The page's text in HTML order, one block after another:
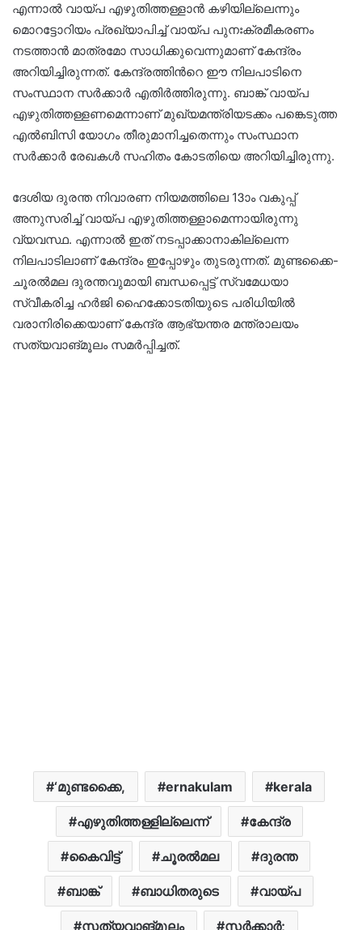
എന്നാൽ വായ്പ എഴുതിത്തള്ളാൻ കഴിയില്ലെന്നും
മൊറട്ടോറിയം പ്രഖ്യാപിച്ച് വായ്പ പുനഃക്രമീകരണം
നടത്താൻ മാത്രമോ സാധിക്കുവെന്നുമാണ് കേന്ദ്രം
അറിയിച്ചിരുന്നത്. കേന്ദ്രത്തിൻറെ ഈ നിലപാടിനെ
സംസ്ഥാന സർക്കാർ എതിർത്തിരുന്നു. ബാങ്ക് വായ്പ
എഴുതിത്തള്ളണമെന്നാണ് മുഖ്യമന്ത്രിയടക്കം പങ്കെടുത്ത
എൽബിസി യോഗം തീരുമാനിച്ചതെന്നും സംസ്ഥാന
സർക്കാർ രേഖകൾ സഹിതം കോടതിയെ അറിയിച്ചിരുന്നു.
ദേശിയ ദുരന്ത നിവാരണ നിയമത്തിലെ 13ാം വകുപ്പ്
അനുസരിച്ച് വായ്പ എഴുതിത്തള്ളാമെന്നായിരുന്നു
വ്യവസ്ഥ. എന്നാൽ ഇത് നടപ്പാക്കാനാകില്ലെന്ന
നിലപാടിലാണ് കേന്ദ്രം ഇപ്പോഴും തുടരുന്നത്. മുണ്ടക്കൈ-
ചൂരൽമല ദുരന്തവുമായി ബന്ധപ്പെട്ട് സ്വമേധയാ
സ്വീകരിച്ച ഹർജി ഹൈക്കോടതിയുടെ പരിധിയിൽ
വരാനിരിക്കെയാണ് കേന്ദ്ര ആഭ്യന്തര മന്ത്രാലയം
സത്യവാങ്മൂലം സമർപ്പിച്ചത്.
‘മുണ്ടക്കൈ, ernakulam kerala
എഴുതിത്തള്ളില്ലെന്ന് കേന്ദ്ര
കൈവിട്ട് ചൂരൽമല ദുരന്ത
ബാങ്ക് ബാധിതരുടെ വായ്പ
സത്യവാങ്മൂലം സർക്കാർ;